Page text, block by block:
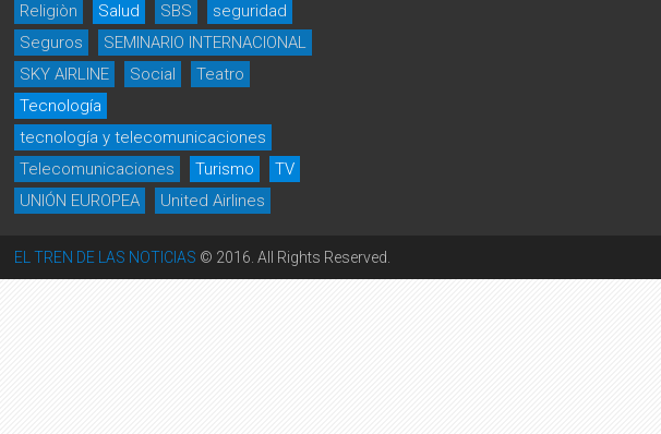
Religiòn
Salud SBS
seguridad
Seguros
SEMINARIO INTERNACIONAL
SKY AIRLINE
Social
Teatro
Tecnología
tecnología y telecomunicaciones
Telecomunicaciones
Turismo
TV
UNIÓN EUROPEA
United Airlines
EL TREN DE LAS NOTICIAS © 2016. All Rights Reserved.